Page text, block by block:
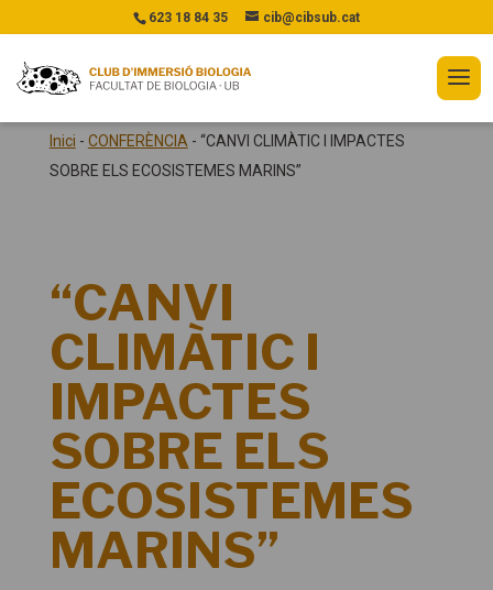
623 18 84 35 cib@cibsub.cat
Inici - CONFERÈNCIA - “CANVI CLIMÀTIC I IMPACTES
SOBRE ELS ECOSISTEMES MARINS”
“CANVI
CLIMÀTIC I
IMPACTES
SOBRE ELS
ECOSISTEMES
MARINS”